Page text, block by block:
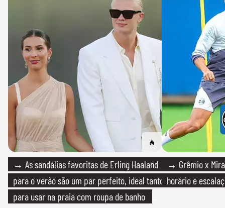
→ As sandálias favoritas de Erling Haaland
para o verão são um par perfeito, ideal tanto
para usar na praia com roupa de banho
→ Grêmio x
horário e